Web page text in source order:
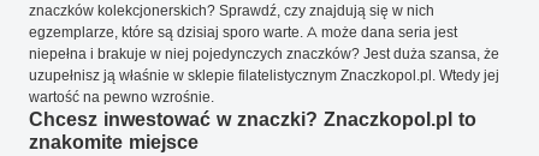
znaczków kolekcjonerskich? Sprawdź, czy znajdują się w nich
egzemplarze, które są dzisiaj sporo warte. A może dana seria jest
niepełna i brakuje w niej pojedynczych znaczków? Jest duża szansa, że
uzupełnisz ją właśnie w sklepie filatelistycznym Znaczkopol.pl. Wtedy jej
wartość na pewno wzrośnie.
Chcesz inwestować w znaczki? Znaczkopol.pl to
znakomite miejsce